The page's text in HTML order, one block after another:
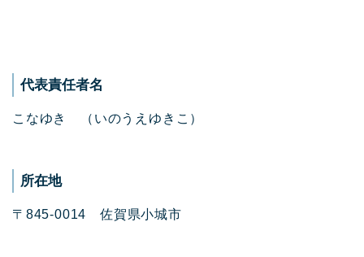
代表責任者名
こなゆき （いのうえゆきこ）
所在地
〒845-0014 佐賀県小城市